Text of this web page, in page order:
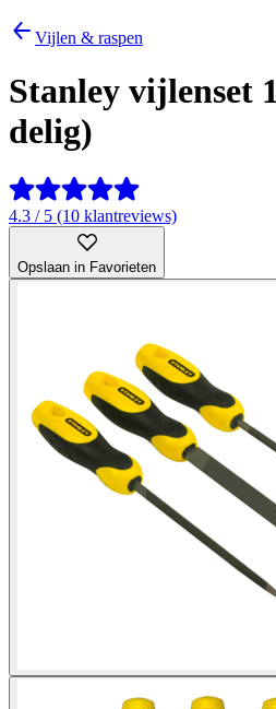
Vijlen & raspen
Stanley vijlenset
delig)
4.3 / 5 (10 klantreviews)
Opslaan in Favorieten